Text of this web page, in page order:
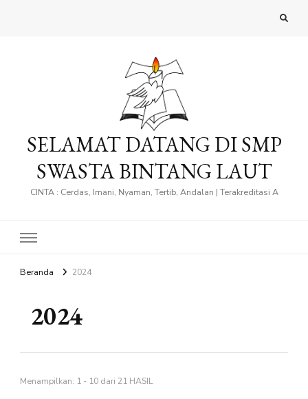
SELAMAT DATANG DI SMP
SWASTA BINTANG LAUT
CINTA : Cerdas, Imani, Nyaman, Tertib, Andalan | Terakreditasi A
Beranda 2024
2024
Menampilkan: 1 - 10 dari 21 HASIL